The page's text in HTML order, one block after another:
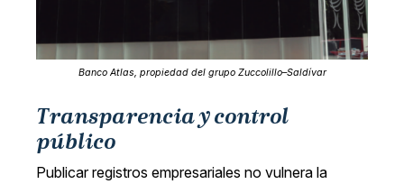
Banco Atlas, propiedad del grupo Zuccolillo–Saldívar
Transparencia y control
público
Publicar registros empresariales no vulnera la